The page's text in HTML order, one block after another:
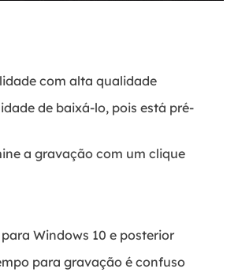
com alta qualidade
de baixá-lo, pois está pré-
a gravação com um clique
Windows 10 e posterior
para gravação é confuso